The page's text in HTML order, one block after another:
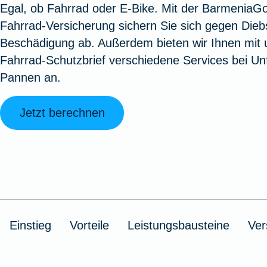
Oldtimerversicherung
Fahrradversicherung
Rundum-
Jagd-
Augenzusatzversicherung
Pflegemonatsgeld
Zur
Vermögensschadenversicherung
Zur Produktübersicht
Zur Serviceübersicht
Egal, ob Fahrrad oder E-Bike. Mit der
Fahrrad-Versicherung sichern Sie sich gegen
Beschädigung ab. Außerdem bieten wir Ihnen mit
Fahrrad-Schutzbrief verschiedene Services bei
Pannen an.
Jetzt berechnen
Einstieg Vorteile Leistungsbausteine